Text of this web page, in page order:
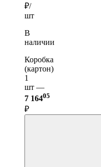
₽/
шт
В
наличии
Коробка
(картон)
1
шт —
7 16405
₽